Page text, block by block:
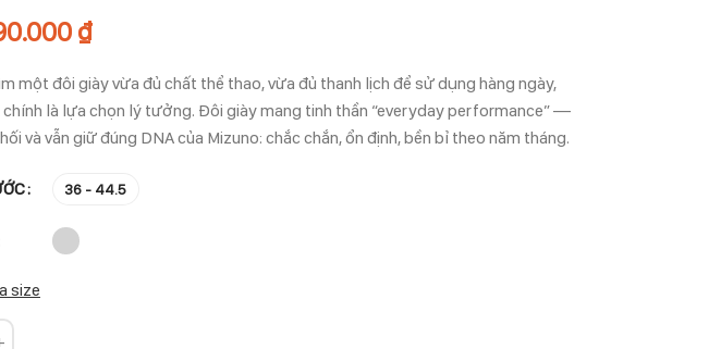
₫
một đôi giày vừa đủ chất thể thao, vừa đủ thanh lịch để sử dụng hàng ngày,
chính là lựa chọn lý tưởng. Đôi giày mang tinh thần “everyday performance” —
và vẫn giữ đúng DNA của Mizuno: chắc chắn, ổn định, bền bỉ theo năm tháng.
36 - 44.5
size